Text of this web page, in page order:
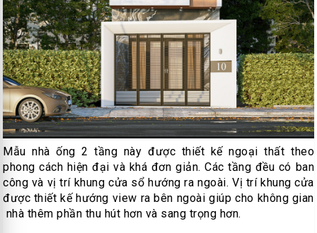
Mẫu nhà ống 2 tầng này được thiết kế ngoại thất theo
phong cách hiện đại và khá đơn giản. Các tầng đều có ban
công và vị trí khung cửa sổ hướng ra ngoài. Vị trí khung cửa
được thiết kế hướng view ra bên ngoài giúp cho không gian
nhà thêm phần thu hút hơn và sang trọng hơn.